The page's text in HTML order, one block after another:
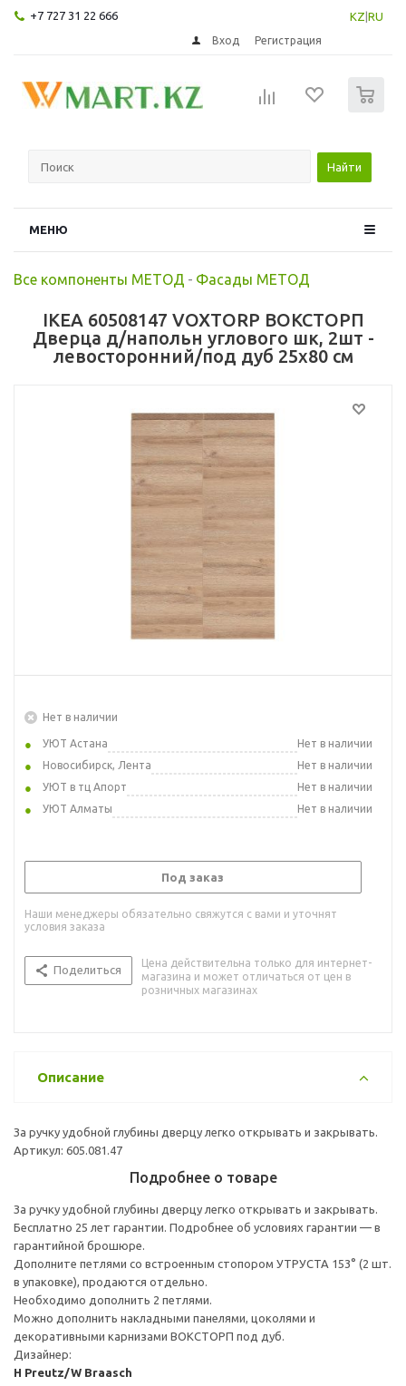
+7 727 31 22 666 KZ RU
Вход Регистрация
Найти
МЕНЮ
Все компоненты МЕТОД - Фасады МЕТОД
IKEA 60508147 VOXTORP ВОКСТОРП
Дверца д/напольн углового шк, 2шт -
левосторонний/под дуб 25x80 см
Нет в наличии
УЮТ Астана
Нет в наличии
Новосибирск, Лента
Нет в наличии
УЮТ в тц Апорт
Нет в наличии
УЮТ Алматы
Нет в наличии
Под заказ
Наши менеджеры обязательно свяжутся с вами и уточнят
условия заказа
Поделиться
Цена действительна только для интернет-
магазина и может отличаться от цен в
розничных магазинах
Описание
За ручку удобной глубины дверцу легко открывать и закрывать.
Артикул: 605.081.47
Подробнее о товаре
За ручку удобной глубины дверцу легко открывать и закрывать.
Бесплатно 25 лет гарантии. Подробнее об условиях гарантии — в
гарантийной брошюре.
Дополните петлями со встроенным стопором УТРУСТА 153° (2 шт.
в упаковке), продаются отдельно.
Необходимо дополнить 2 петлями.
Можно дополнить накладными панелями, цоколями и
декоративными карнизами ВОКСТОРП под дуб.
Дизайнер:
H Preutz/W Braasch